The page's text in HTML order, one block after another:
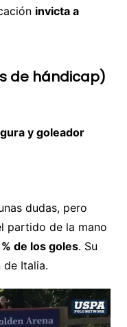
invicta a
de hándicap)
y goleador
dudas, pero
partido de la mano
de los goles. Su
Italia.